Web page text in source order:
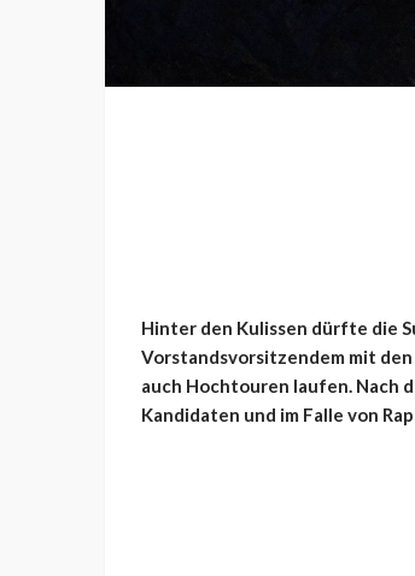
Hinter den Kulissen dürfte die
Vorstandsvorsitzendem mit
auch Hochtouren laufen. Nach
Kandidaten und im Falle von